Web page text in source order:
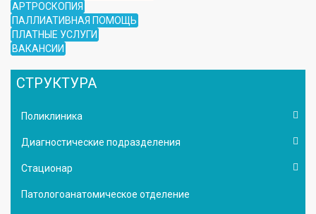
АРТРОСКОПИЯ
ПАЛЛИАТИВНАЯ ПОМОЩЬ
ПЛАТНЫЕ УСЛУГИ
ВАКАНСИИ
СТРУКТУРА
Поликлиника
Диагностические подразделения
Стационар
Патологоанатомическое отделение